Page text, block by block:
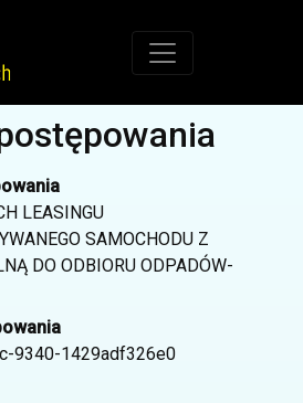
LEASINGU
SAMOCHODU Z
DO ODBIORU ODPADÓW-
9340-1429adf326e0